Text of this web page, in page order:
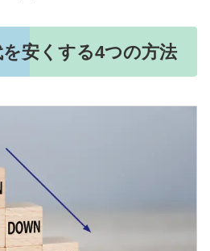
安くする4つの方法